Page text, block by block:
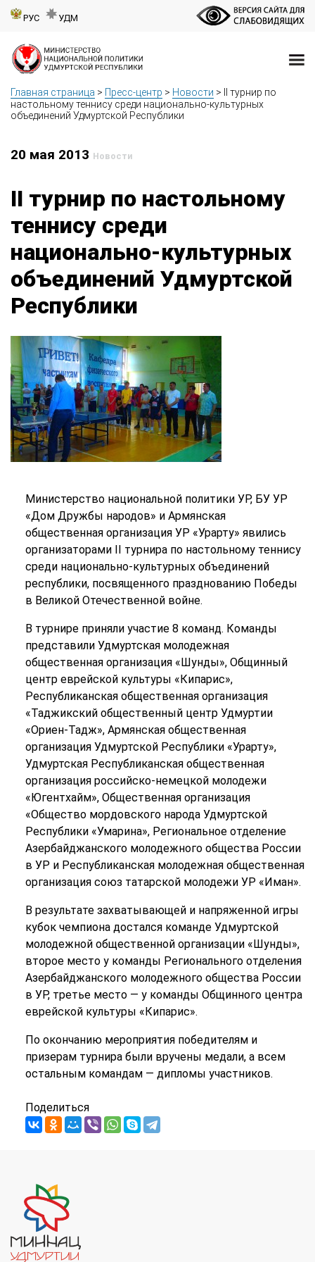
РУС УДМ
Главная страница > Пресс-центр > Новости >
II турнир по
настольному теннису среди национально-культурных
объединений Удмуртской Республики
20 мая 2013 Новости
II турнир по настольному
теннису среди
национально-культурных
объединений Удмуртской
Республики
Министерство национальной политики УР, БУ УР
«Дом Дружбы народов» и Армянская
общественная организация УР «Урарту» явились
организаторами II турнира по настольному теннису
среди национально-культурных объединений
республики, посвященного празднованию Победы
в Великой Отечественной войне.
В турнире приняли участие 8 команд. Команды
представили Удмуртская молодежная
общественная организация «Шунды», Общинный
центр еврейской культуры «Кипарис»,
Республиканская общественная организация
«Таджикский общественный центр Удмуртии
«Ориен-Тадж», Армянская общественная
организация Удмуртской Республики «Урарту»,
Удмуртская Республиканская общественная
организация российско-немецкой молодежи
«Югентхайм», Общественная организация
«Общество мордовского народа Удмуртской
Республики «Умарина», Региональное отделение
Азербайджанского молодежного общества России
в УР и Республиканская молодежная общественная
организация союз татарской молодежи УР «Иман».
В результате захватывающей и напряженной игры
кубок чемпиона достался команде Удмуртской
молодежной общественной организации «Шунды»,
второе место у команды Регионального отделения
Азербайджанского молодежного общества России
в УР, третье место — у команды Общинного центра
еврейской культуры «Кипарис».
По окончанию мероприятия победителям и
призерам турнира были вручены медали, а всем
остальным командам — дипломы участников.
Поделиться